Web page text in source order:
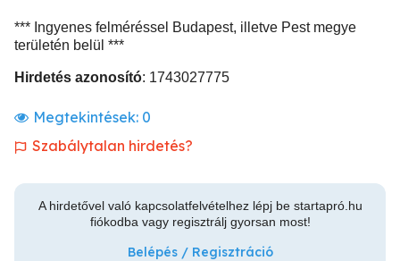
*** Ingyenes felméréssel Budapest, illetve Pest megye
területén belül ***
Hirdetés azonosító: 1743027775
Megtekintések: 0
Szabálytalan hirdetés?
A hirdetővel való kapcsolatfelvételhez lépj be startapró.hu
fiókodba vagy regisztrálj gyorsan most!
Belépés / Regisztráció